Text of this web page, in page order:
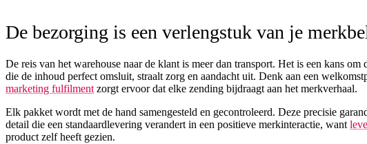
De bezorging is een verlengstuk van je
De reis van het warehouse naar de klant is meer dan transport. Het is een kans
die de inhoud perfect omsluit, straalt zorg en aandacht uit. Denk aan een
marketing fulfilment zorgt ervoor dat elke zending bijdraagt aan het merkverhaal.
Elk pakket wordt met de hand samengesteld en gecontroleerd. Deze precisie
detail die een standaardlevering verandert in een positieve merkinteractie, want
product zelf heeft gezien.